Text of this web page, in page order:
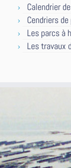
Calendrier
Cendriers de
Les parcs à
Les travaux